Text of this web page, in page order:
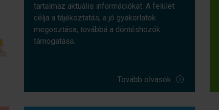
tartalmaz aktuális információkat. A felület
célja a tájékoztatás, a jó gyakorlatok
megosztása, továbbá a döntéshozók
támogatása.
Tovább olvasok